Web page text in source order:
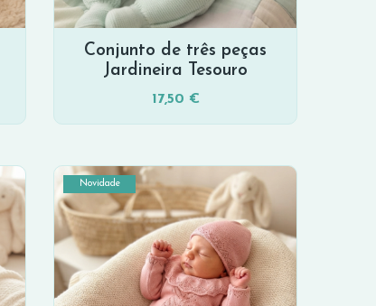
Conjunto de três peças
Jardineira Tesouro
17,50 €
Novidade